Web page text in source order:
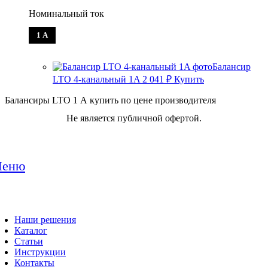
Номинальный ток
1 А
Балансир
LTO 4-канальный 1A 2 041 ₽ Купить
Балансиры LTO 1 А купить по цене производителя
Не является публичной офертой.
Наши решения
Каталог
Статьи
Инструкции
Контакты